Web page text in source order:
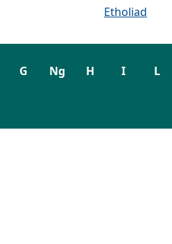
Etholiad
G Ng H I L